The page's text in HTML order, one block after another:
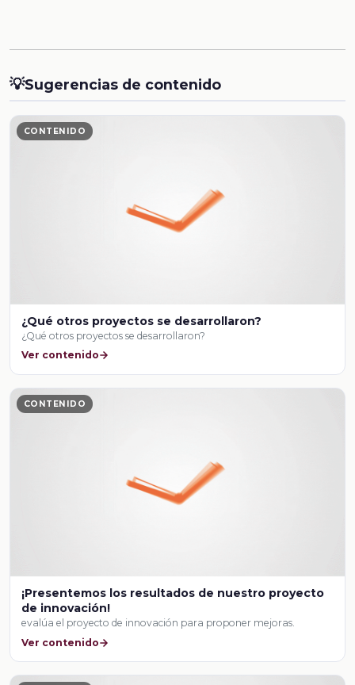
💡Sugerencias de contenido
CONTENIDO
¿Qué otros proyectos se desarrollaron?
¿Qué otros proyectos se desarrollaron?
Ver contenido
CONTENIDO
¡Presentemos los resultados de nuestro proyecto
de innovación!
evalúa el proyecto de innovación para proponer mejoras.
Ver contenido